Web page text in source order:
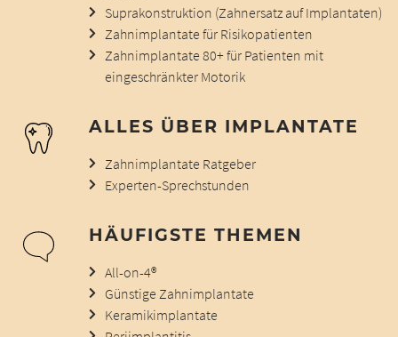
Suprakonstruktion (Zahnersatz auf Implantaten)
Zahnimplantate für Risikopatienten
Zahnimplantate 80+ für Patienten mit
eingeschränkter Motorik
ALLES ÜBER IMPLANTATE
Zahnimplantate Ratgeber
Experten-Sprechstunden
HÄUFIGSTE THEMEN
All-on-4®
Günstige Zahnimplantate
Keramikimplantate